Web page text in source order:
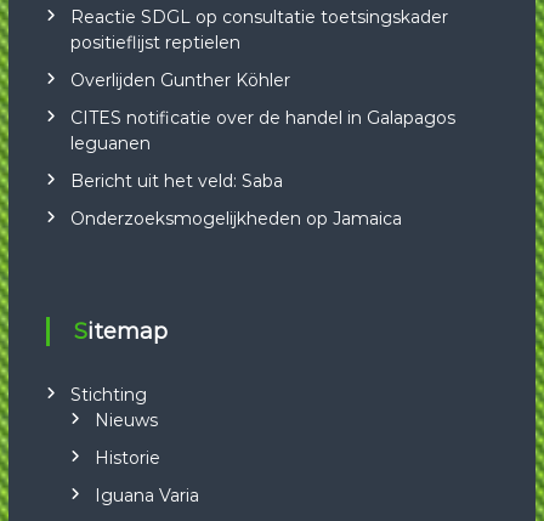
Reactie SDGL op consultatie toetsingskader
positieflijst reptielen
Overlijden Gunther Köhler
CITES notificatie over de handel in Galapagos
leguanen
Bericht uit het veld: Saba
Onderzoeksmogelijkheden op Jamaica
Sitemap
Stichting
Nieuws
Historie
Iguana Varia